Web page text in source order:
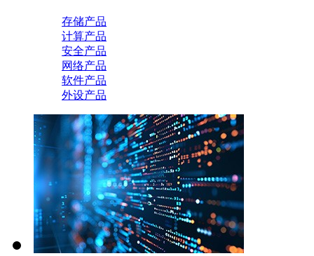
存储产品
计算产品
安全产品
网络产品
软件产品
外设产品